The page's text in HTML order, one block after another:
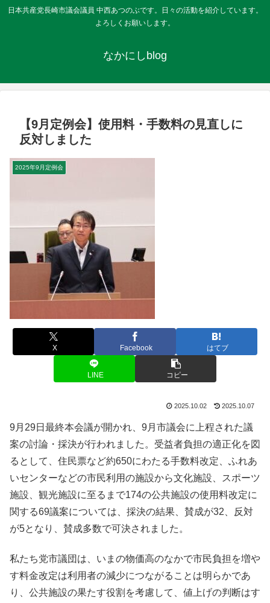
日本共産党長崎市議会議員 中西あつのぶです。日々の活動を紹介しています。
よろしくお願いします。
なかにしblog
【9月定例会】使用料・手数料の見直しに
反対しました
2025年9月定例会
X Facebook はてブ
LINE コピー
2025.10.02 2025.10.07
9月29日最終本会議が開かれ、9月市議会に上程された議
案の討論・採決が行われました。受益者負担の適正化を図
るとして、住民票など約650にわたる手数料改定、ふれあ
いセンターなどの市民利用の施設から文化施設、スポーツ
施設、観光施設に至るまで174の公共施設の使用料改定に
関する69議案については、採決の結果、賛成が32、反対
が5となり、賛成多数で可決されました。
私たち党市議団は、いまの物価高のなかで市民負担を増や
す料金改定は利用者の減少につながることは明らかであ
り、公共施設の果たす役割を考慮して、値上げの判断はす